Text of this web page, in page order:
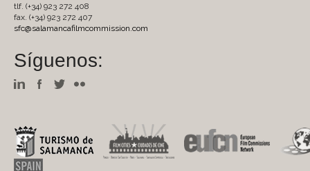
tlf. (+34) 923 272 408
fax. (+34) 923 272 407
sfc@salamancafilmcommission.com
Síguenos: